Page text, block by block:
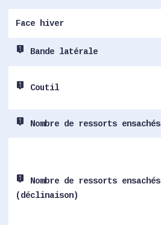
Face hiver
live_help Bande latérale
live_help Coutil
live_help Nombre de ressorts ensachés
live_help
Nombre de ressorts ensachés
(déclinaison)